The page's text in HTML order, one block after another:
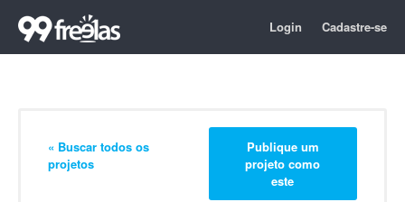
Login Cadastre-se
« Buscar todos os
projetos
Publique um
projeto como
este